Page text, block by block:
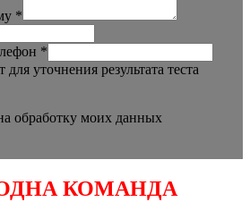
*
*
уточнения результата теста
обработку моих данных
КОМАНДА